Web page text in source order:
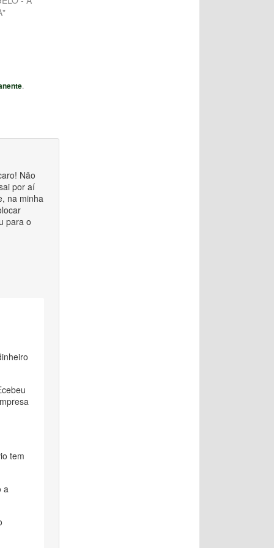
.
Não
por aí
na minha
para o
tem
a